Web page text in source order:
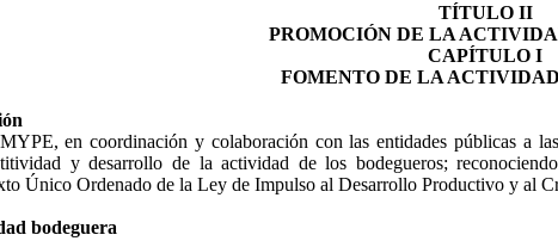
TÍTULO II
PROMOCIÓN DE LA
CAPÍTULO I
FOMENTO DE LA
en coordinación y colaboración con las entidades públicas a
y desarrollo de la actividad de los bodegueros;
Único Ordenado de la Ley de Impulso al Desarrollo Productivo y al
bodeguera